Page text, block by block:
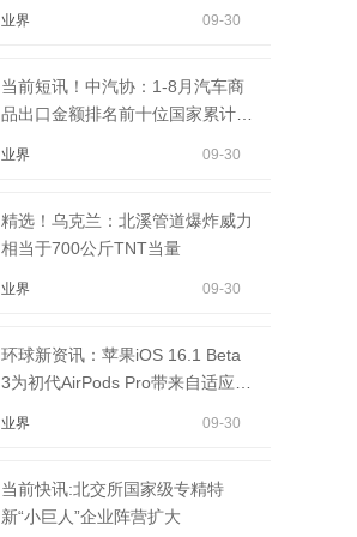
业界 09-30
当前短讯！中汽协：1-8月汽车商
品出口金额排名前十位国家累计
业界 09-30
精选！乌克兰：北溪管道爆炸威力
相当于700公斤TNT当量
业界 09-30
环球新资讯：苹果iOS 16.1 Beta
3为初代AirPods Pro带来自适应通
业界 09-30
当前快讯:北交所国家级专精特
新“小巨人”企业阵营扩大